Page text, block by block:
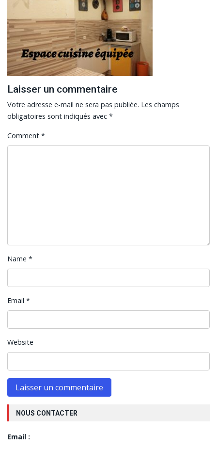
Laisser un commentaire
Votre adresse e-mail ne sera pas publiée. Les champs
obligatoires sont indiqués avec *
Comment *
Name *
Email *
Website
NOUS CONTACTER
Email :